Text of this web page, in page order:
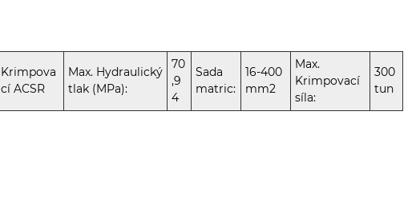
Krimpova
cí ACSR
Max. Hydraulický
tlak (MPa):
70
,9
4
Sada
matric:
16-400
mm2
Max.
Krimpovací
síla:
300
tun